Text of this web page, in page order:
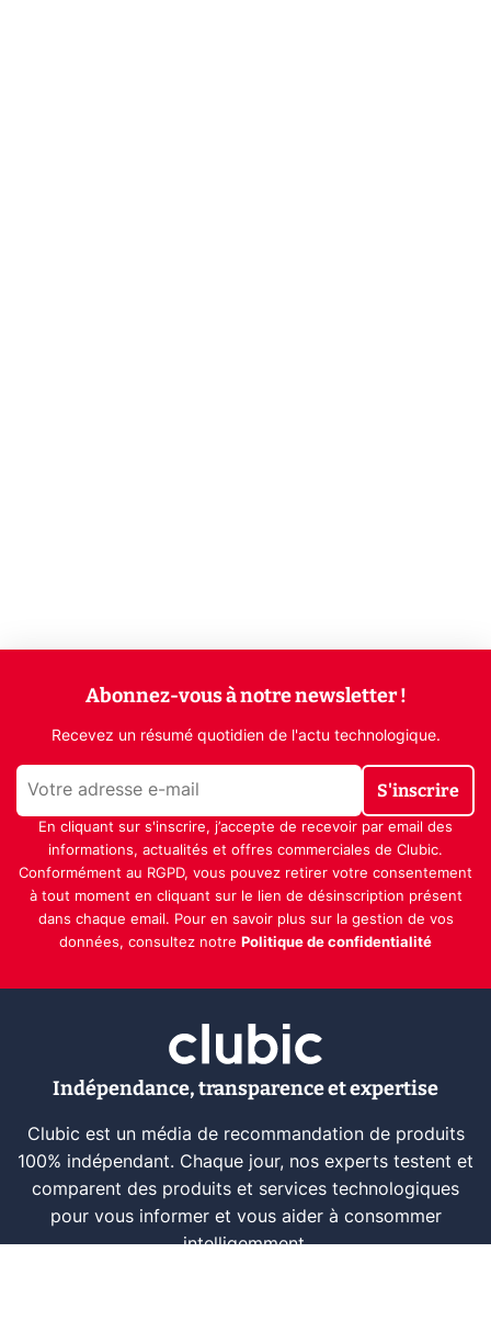
Abonnez-vous à notre newsletter !
Recevez un résumé quotidien de l'actu technologique.
S'inscrire
En cliquant sur s'inscrire, j’accepte de recevoir par email des
informations, actualités et offres commerciales de Clubic.
Conformément au RGPD, vous pouvez retirer votre consentement
à tout moment en cliquant sur le lien de désinscription présent
dans chaque email. Pour en savoir plus sur la gestion de vos
données, consultez notre Politique de confidentialité
Indépendance, transparence et expertise
Clubic est un média de recommandation de produits
100% indépendant. Chaque jour, nos experts testent et
comparent des produits et services technologiques
pour vous informer et vous aider à consommer
intelligemment.